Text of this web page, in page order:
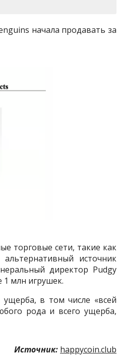
начала продавать за
торговые сети, такие как
источник
директор Pudgy
1 млн игрушек.
в том числе «всей
рода и всего ущерба,
Источник: happycoin.club